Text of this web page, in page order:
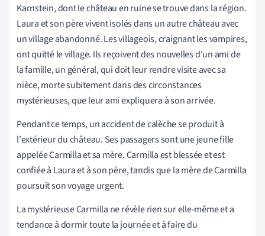
Karnstein, dont le château en ruine se trouve dans la région.
Laura et son père vivent isolés dans un autre château avec
un village abandonné. Les villageois, craignant les vampires,
ont quitté le village. Ils reçoivent des nouvelles d'un ami de
la famille, un général, qui doit leur rendre visite avec sa
nièce, morte subitement dans des circonstances
mystérieuses, que leur ami expliquera à son arrivée.
Pendant ce temps, un accident de calèche se produit à
l'extérieur du château. Ses passagers sont une jeune fille
appelée Carmilla et sa mère. Carmilla est blessée et est
confiée à Laura et à son père, tandis que la mère de Carmilla
poursuit son voyage urgent.
La mystérieuse Carmilla ne révèle rien sur elle-même et a
tendance à dormir toute la journée et à faire du